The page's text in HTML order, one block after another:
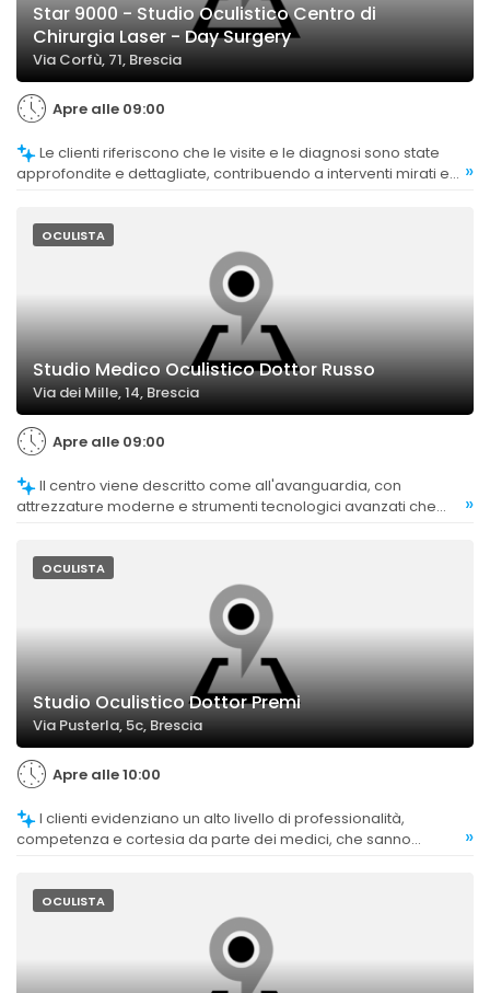
Star 9000 - Studio Oculistico Centro di
Chirurgia Laser - Day Surgery
Via Corfù, 71, Brescia
Apre alle 09:00
approfondite e dettagliate, contribuendo a interventi mirati e
»
OCULISTA
Studio Medico Oculistico Dottor Russo
Via dei Mille, 14, Brescia
Apre alle 09:00
attrezzature moderne e strumenti tecnologici avanzati che
»
OCULISTA
Studio Oculistico Dottor Premi
Via Pusterla, 5c, Brescia
Apre alle 10:00
competenza e cortesia da parte dei medici, che sanno
»
OCULISTA